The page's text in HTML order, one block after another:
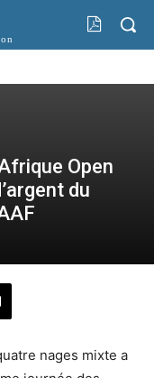
Open
du
nages mixte a